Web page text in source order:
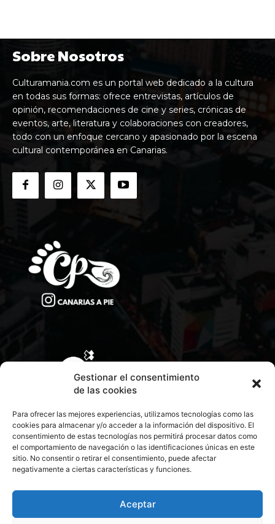
Gestionar el consentimiento
de las cookies
Para ofrecer las mejores experiencias, utilizamos tecnologías como las
cookies para almacenar y/o acceder a la información del dispositivo. El
consentimiento de estas tecnologías nos permitirá procesar datos como
el comportamiento de navegación o las identificaciones únicas en este
sitio. No consentir o retirar el consentimiento, puede afectar
negativamente a ciertas características y funciones.
Aceptar
Sobre Nosotros
Culturamania.com es un portal web dedicado a la cultura
en todas sus formas: ofrece entrevistas, artículos de
opinión, recomendaciones de cine y series, crónicas de
eventos, arte, literatura y colaboraciones con creadores,
todo con un enfoque cercano y apasionado por la escena
cultural contemporánea en Canarias.
CONTACTA CON NOSOTROS